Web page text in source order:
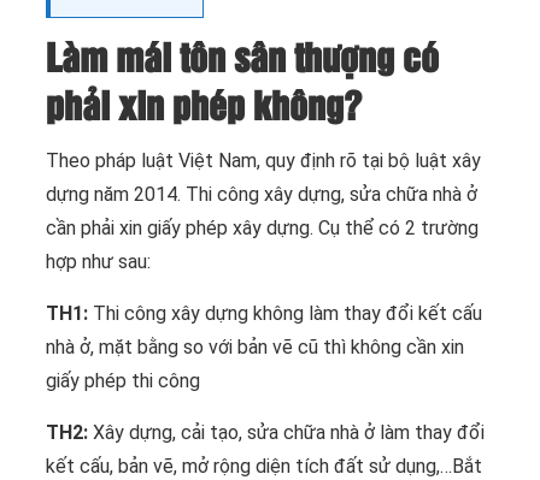
Làm mái tôn sân thượng có
phải xin phép không?
Theo pháp luật Việt Nam, quy định rõ tại bộ luật xây
dựng năm 2014. Thi công xây dựng, sửa chữa nhà ở
cần phải xin giấy phép xây dựng. Cụ thể có 2 trường
hợp như sau:
TH1: Thi công xây dựng không làm thay đổi kết cấu
nhà ở, mặt bằng so với bản vẽ cũ thì không cần xin
giấy phép thi công
TH2: Xây dựng, cải tạo, sửa chữa nhà ở làm thay đổi
kết cấu, bản vẽ, mở rộng diện tích đất sử dụng,…Bắt